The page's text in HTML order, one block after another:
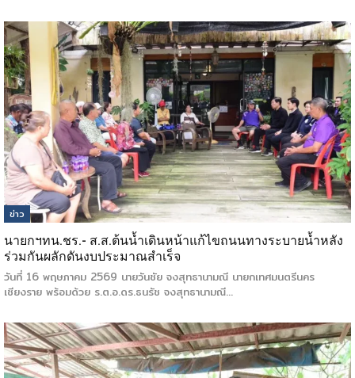
ข่าว
นายกฯทน.ชร.- ส.ส.ต้นน้ำเดินหน้าแก้ไขถนนทางระบายน้ำหลัง
ร่วมกันผลักดันงบประมาณสำเร็จ
วันที่ 16 พฤษภาคม 2569 นายวันชัย จงสุทธานามณี นายกเทศมนตรีนคร
เชียงราย พร้อมด้วย ร.ต.อ.ดร.ธนรัช จงสุทธานามณี…